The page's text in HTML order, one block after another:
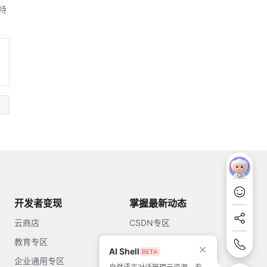
AI Shell
开发者变现
云商店
教育专区
企业通用专区
掌握最新动态
CSDN专区